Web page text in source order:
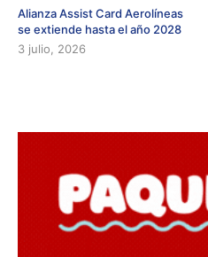
Alianza Assist Card Aerolíneas
se extiende hasta el año 2028
3 julio, 2026